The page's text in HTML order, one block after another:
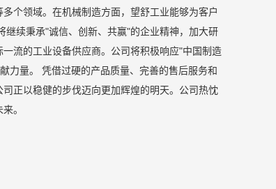
个领域。在机械制造方面，望舒工业能够为客户
继续秉承"诚信、创新、共赢"的企业精神，加大研
流的工业设备供应商。公司将积极响应"中国制造
力量。 凭借过硬的产品质量、完善的售后服务和
正以稳健的步伐迈向更加辉煌的明天。公司热忱
。